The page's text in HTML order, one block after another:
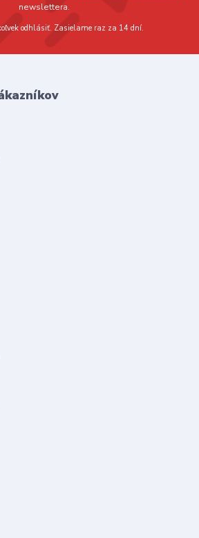
newslettera.
odhlásiť. Zasielame raz za 14 dní.